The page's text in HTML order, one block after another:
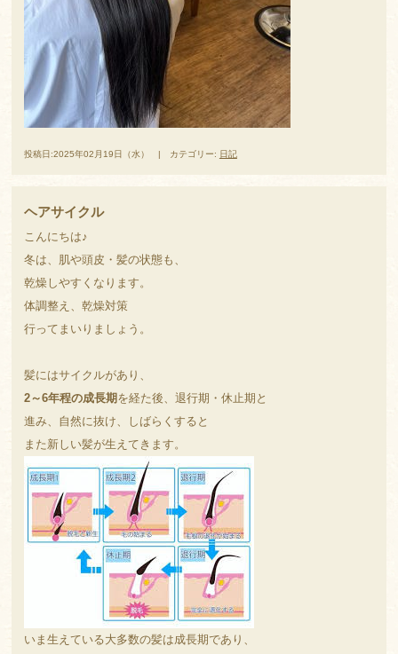
投稿日:2025年02月19日（水） | カテゴリー: 日記
ヘアサイクル
こんにちは♪
冬は、肌や頭皮・髪の状態も、
乾燥しやすくなります。
体調整え、乾燥対策
行ってまいりましょう。
髪にはサイクルがあり、
2～6年程の成長期 を経た後、退行期・休止期と
進み、自然に抜け、しばらくすると
また新しい髪が生えてきます。
いま生えている大多数の髪は成長期であり、